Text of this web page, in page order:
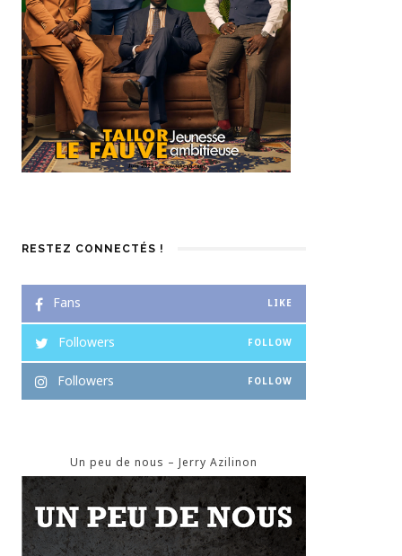
RESTEZ CONNECTÉS !
Fans LIKE
Followers FOLLOW
Followers FOLLOW
Un peu de nous – Jerry Azilinon